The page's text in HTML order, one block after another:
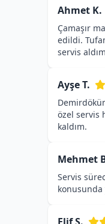
Ahmet K.
Çamaşır
edildi.
servis
Ayşe T.
özel servis
kaldım.
Mehmet
Servis
konusunda